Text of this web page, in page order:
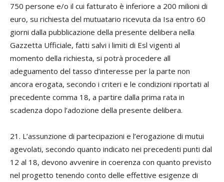
750 persone e/o il cui fatturato è inferiore a 200 milioni di
euro, su richiesta del mutuatario ricevuta da Isa entro 60
giorni dalla pubblicazione della presente delibera nella
Gazzetta Ufficiale, fatti salvi i limiti di Esl vigenti al
momento della richiesta, si potrà procedere all
adeguamento del tasso d’interesse per la parte non
ancora erogata, secondo i criteri e le condizioni riportati al
precedente comma 18, a partire dalla prima rata in
scadenza dopo l’adozione della presente delibera.
21. L’assunzione di partecipazioni e l’erogazione di mutui
agevolati, secondo quanto indicato nei precedenti punti dal
12 al 18, devono avvenire in coerenza con quanto previsto
nel progetto tenendo conto delle effettive esigenze di